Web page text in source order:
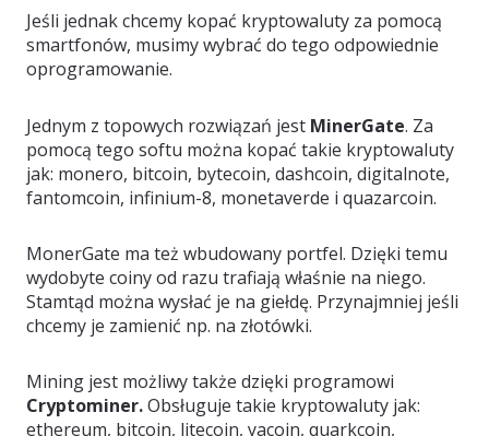
Jeśli jednak chcemy kopać kryptowaluty za pomocą
smartfonów, musimy wybrać do tego odpowiednie
oprogramowanie.
Jednym z topowych rozwiązań jest MinerGate. Za
pomocą tego softu można kopać takie kryptowaluty
jak: monero, bitcoin, bytecoin, dashcoin, digitalnote,
fantomcoin, infinium-8, monetaverde i quazarcoin.
MonerGate ma też wbudowany portfel. Dzięki temu
wydobyte coiny od razu trafiają właśnie na niego.
Stamtąd można wysłać je na giełdę. Przynajmniej jeśli
chcemy je zamienić np. na złotówki.
Mining jest możliwy także dzięki programowi
Cryptominer.Obsługuje takie kryptowaluty jak:
ethereum, bitcoin, litecoin, yacoin, quarkcoin,